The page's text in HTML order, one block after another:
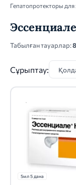
Гепатопротекторы
Табылған тауарлар:8
Сұрыптау:
5мл 5 дана